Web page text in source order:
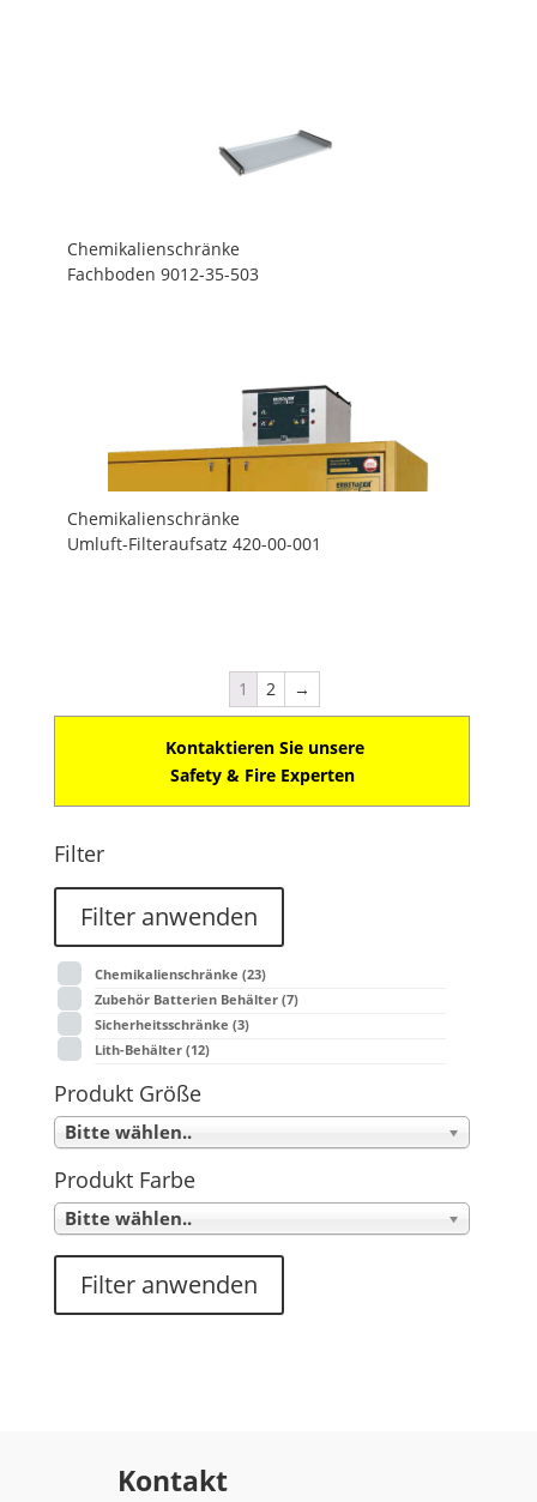
Chemikalienschränke
Fachboden 9012-35-503
Chemikalienschränke
Umluft-Filteraufsatz 420-00-001
1 2 →
Kontaktieren Sie unsere
Safety & Fire Experten
Filter
Filter anwenden
Chemikalienschränke (23)
Zubehör Batterien Behälter (7)
Sicherheitsschränke (3)
Lith-Behälter (12)
Produkt Größe
Bitte wählen..
Produkt Farbe
Bitte wählen..
Filter anwenden
Kontakt